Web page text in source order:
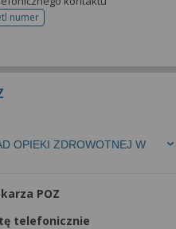
numer
telefonu do rejestracji
OPIEKI ZDROWOTNEJ W
POZ
telefonicznie